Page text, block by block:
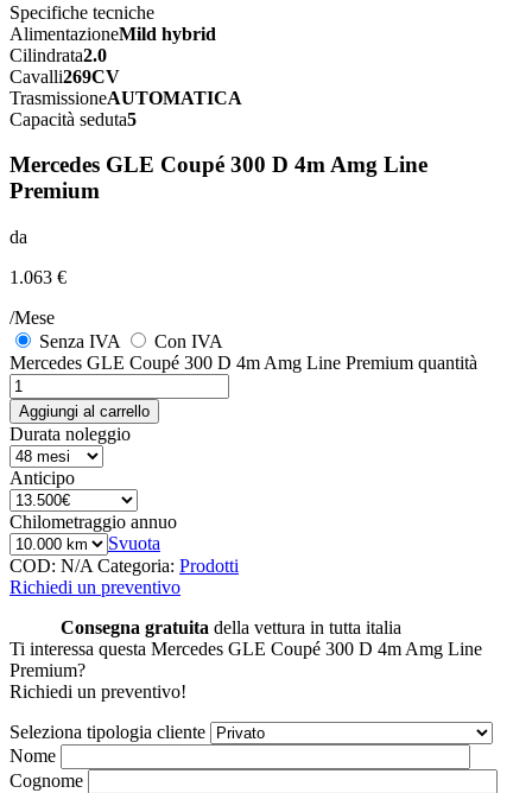
Specifiche tecniche
AlimentazioneMild hybrid
Cilindrata2.0
Cavalli269CV
TrasmissioneAUTOMATICA
Capacità seduta5
Mercedes GLE Coupé 300 D 4m Amg Line
Premium
da
1.063 €
/Mese
Senza IVA
Con IVA
Mercedes GLE Coupé 300 D 4m Amg Line Premium quantità
Aggiungi al carrello
Durata noleggio
Anticipo
Chilometraggio annuo
Svuota
COD: N/A Categoria: Prodotti
Richiedi un preventivo
Consegna gratuita della vettura in tutta italia
Ti interessa questa Mercedes GLE Coupé 300 D 4m Amg Line
Premium?
Richiedi un preventivo!
Seleziona tipologia cliente
Nome
Cognome